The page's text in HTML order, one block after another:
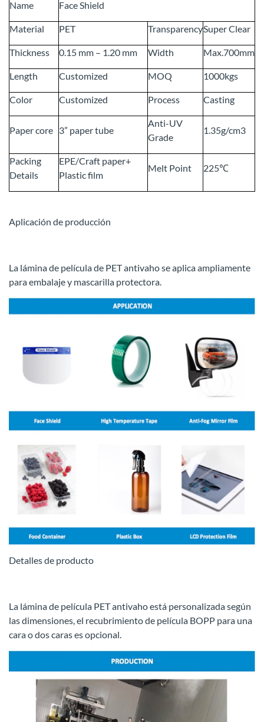
Name
Face Shield
Material PET TransparencySuper Clear
Thickness 0.15 mm – 1.20 mm Width Max.700mm
Length Customized MOQ 1000kgs
Color Customized Process Casting
Paper core 3” paper tube
Anti-UV
Grade
1.35g/cm3
Packing
Details
EPE/Craft paper+
Plastic film
Melt Point 225℃
Aplicación de producción
La lámina de película de PET antivaho se aplica ampliamente
para embalaje y mascarilla protectora.
Detalles de producto
La lámina de película PET antivaho está personalizada según
las dimensiones, el recubrimiento de película BOPP para una
cara o dos caras es opcional.